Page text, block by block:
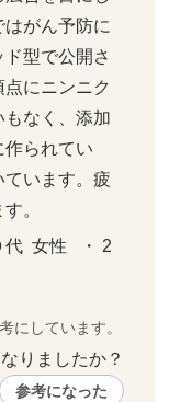
がん予防に
型で公開さ
にニンニク
なく、添加
られてい
います。疲
。
代  女性   ・ 2
にしています。
りましたか？
参考になった